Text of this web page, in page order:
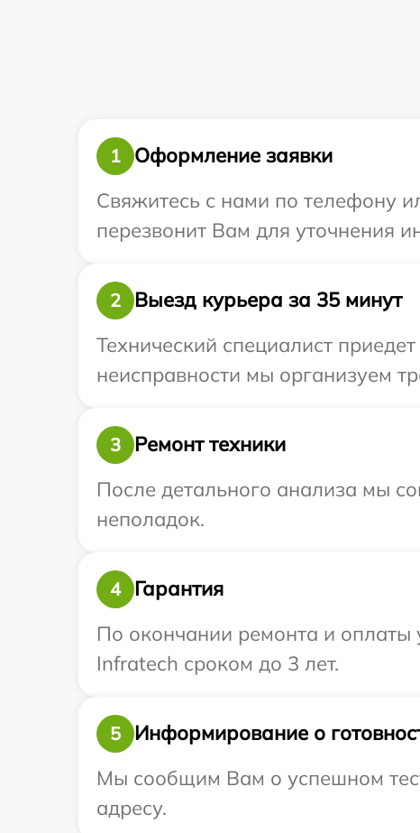
1
Оформление заявки
Свяжитесь с нами по телефону
перезвонит Вам для уточнения
2
Выезд курьера за 35 минут
Технический специалист
неисправности мы организуем
3
Ремонт техники
После детального анализа мы
неполадок.
4
Гарантия
По окончании ремонта и оплаты
Infratech сроком до 3 лет.
5
Информирование о
Мы сообщим Вам о успешном
адресу.